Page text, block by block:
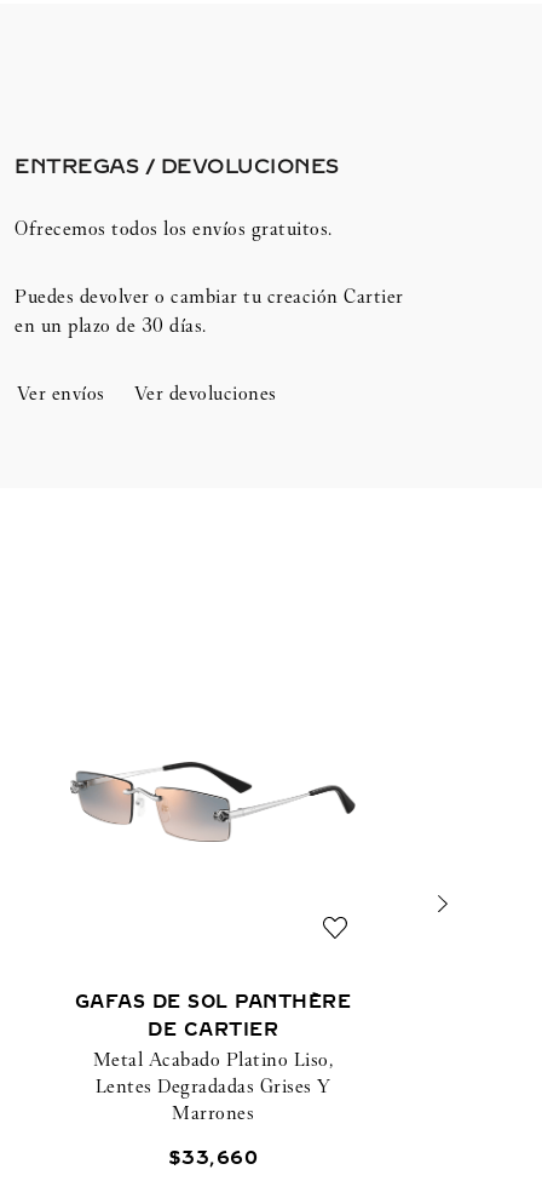
ENTREGAS / DEVOLUCIONES​
Ofrecemos todos los envíos gratuitos.
Puedes devolver o cambiar tu creación Cartier
en un plazo de 30 días.​
Ver envíos Ver devoluciones
GAFAS DE SOL PANTHÈRE
DE CARTIER
Metal Acabado Platino Liso,
Lentes Degradadas Grises Y
Marrones
$33,660